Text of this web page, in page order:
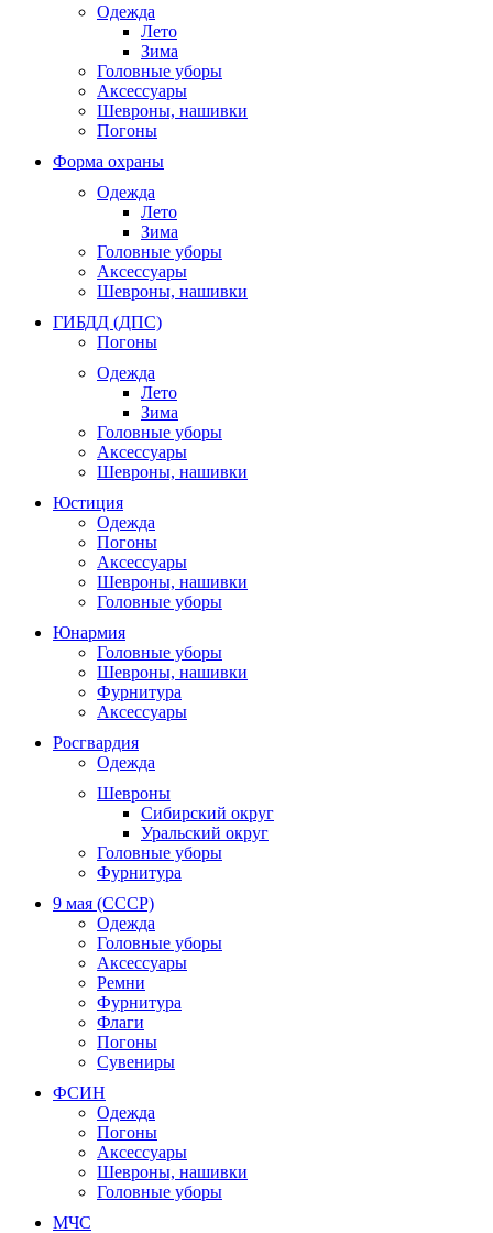
Одежда
Лето
Зима
Головные уборы
Аксессуары
Шевроны, нашивки
Погоны
Форма охраны
Одежда
Лето
Зима
Головные уборы
Аксессуары
Шевроны, нашивки
ГИБДД (ДПС)
Погоны
Одежда
Лето
Зима
Головные уборы
Аксессуары
Шевроны, нашивки
Юстиция
Одежда
Погоны
Аксессуары
Шевроны, нашивки
Головные уборы
Юнармия
Головные уборы
Шевроны, нашивки
Фурнитура
Аксессуары
Росгвардия
Одежда
Шевроны
Сибирский округ
Уральский округ
Головные уборы
Фурнитура
9 мая (СССР)
Одежда
Головные уборы
Аксессуары
Ремни
Фурнитура
Флаги
Погоны
Сувениры
ФСИН
Одежда
Погоны
Аксессуары
Шевроны, нашивки
Головные уборы
МЧС